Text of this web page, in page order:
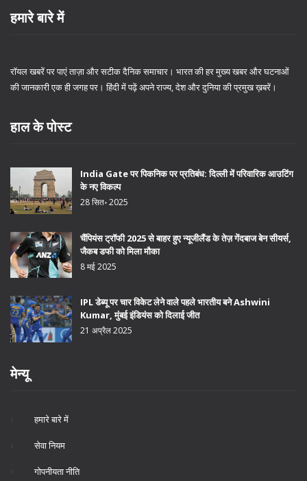
हमारे बारे में
रॉयल खबरें पर पाएं ताज़ा और सटीक दैनिक समाचार। भारत की हर मुख्य खबर और घटनाओं
की जानकारी एक ही जगह पर। हिंदी में पढ़ें अपने राज्य, देश और दुनिया की प्रमुख ख़बरें।
हाल के पोस्ट
India Gate पर पिकनिक पर प्रतिबंध: दिल्ली में परिवारिक आउटिंग
के नए विकल्प
28 सित॰ 2025
चैंपियंस ट्रॉफी 2025 से बाहर हुए न्यूजीलैंड के तेज़ गेंदबाज बेन सीयर्स,
जैकब डफी को मिला मौका
8 मई 2025
IPL डेब्यू पर चार विकेट लेने वाले पहले भारतीय बने Ashwini
Kumar, मुंबई इंडियंस को दिलाई जीत
21 अप्रैल 2025
मेन्यू
हमारे बारे में
सेवा नियम
गोपनीयता नीति